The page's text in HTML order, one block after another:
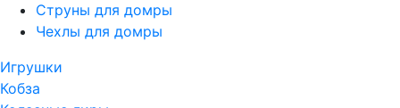
Струны для домры
Чехлы для домры
Игрушки
Кобза